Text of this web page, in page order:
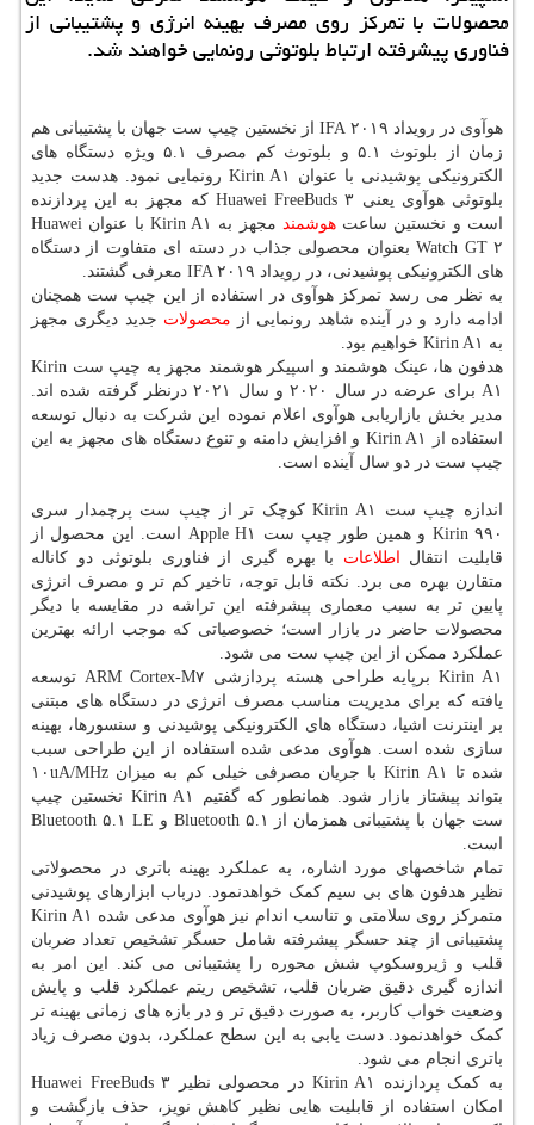
محصولات با تمركز روی مصرف بهینه انرژی و پشتیبانی از
فناوری پیشرفته ارتباط بلوتوثی رونمایی خواهند شد.
هوآوی در رویداد IFA ۲۰۱۹ از نخستین چیپ ست جهان با پشتیبانی هم
زمان از بلوتوث ۵.۱ و بلوتوث کم مصرف ۵.۱ ویژه دستگاه های
الکترونیکی پوشیدنی با عنوان Kirin A۱ رونمایی نمود. هدست جدید
بلوتوثی هوآوی یعنی Huawei FreeBuds ۳ که مجهز به این پردازنده
است و نخستین ساعتهوشمند
مجهز به Kirin A۱ با عنوان Huawei
Watch GT ۲ بعنوان محصولی جذاب در دسته ای متفاوت از دستگاه
های الکترونیکی پوشیدنی، در رویداد IFA ۲۰۱۹ معرفی گشتند.
به نظر می رسد تمرکز هوآوی در استفاده از این چیپ ست همچنان
ادامه دارد و در آینده شاهد رونمایی از محصولات جدید دیگری مجهز
به Kirin A۱ خواهیم بود.
هدفون ها، عینک هوشمند و اسپیکر هوشمند مجهز به چیپ ست Kirin
A۱ برای عرضه در سال ۲۰۲۰ و سال ۲۰۲۱ درنظر گرفته شده اند.
مدیر بخش بازاریابی هوآوی اعلام نموده این شرکت به دنبال توسعه
استفاده از Kirin A۱ و افزایش دامنه و تنوع دستگاه های مجهز به این
چیپ ست در دو سال آینده است.
اندازه چیپ ست Kirin A۱ کوچک تر از چیپ ست پرچمدار سری
Kirin ۹۹۰ و همین طور چیپ ست Apple H۱ است. این محصول از
قابلیت انتقال
اطلاعات با بهره گیری از فناوری بلوتوثی دو کاناله
متقارن بهره می برد. نکته قابل توجه، تاخیر کم تر و مصرف انرژی
پایین تر به سبب معماری پیشرفته این تراشه در مقایسه با دیگر
محصولات حاضر در بازار است؛ خصوصیاتی که موجب ارائه بهترین
عملکرد ممکن از این چیپ ست می شود.
Kirin A۱ برپایه طراحی هسته پردازشی ARM Cortex-M۷ توسعه
یافته که برای مدیریت مناسب مصرف انرژی در دستگاه های مبتنی
بر اینترنت اشیا، دستگاه های الکترونیکی پوشیدنی و سنسورها، بهینه
سازی شده است. هوآوی مدعی شده استفاده از این طراحی سبب
شده تا Kirin A۱ با جریان مصرفی خیلی کم به میزان ۱۰uA/MHz
بتواند پیشتاز بازار شود. همانطور که گفتیم Kirin A۱ نخستین چیپ
ست جهان با پشتیبانی همزمان از Bluetooth ۵.۱ و Bluetooth ۵.۱ LE
است.
تمام شاخصهای مورد اشاره، به عملکرد بهینه باتری در محصولاتی
نظیر هدفون های بی سیم کمک خواهدنمود. درباب ابزارهای پوشیدنی
متمرکز روی سلامتی و تناسب اندام نیز هوآوی مدعی شده Kirin A۱
پشتیبانی از چند حسگر پیشرفته شامل حسگر تشخیص تعداد ضربان
قلب و ژیروسکوپ شش محوره را پشتیبانی می کند. این امر به
اندازه گیری دقیق ضربان قلب، تشخیص ریتم عملکرد قلب و پایش
وضعیت خواب کاربر، به صورت دقیق تر و در بازه های زمانی بهینه تر
کمک خواهدنمود. دست یابی به این سطح عملکرد، بدون مصرف زیاد
باتری انجام می شود.
به کمک پردازنده Kirin A۱ در محصولی نظیر Huawei FreeBuds ۳
امکان استفاده از قابلیت هایی نظیر کاهش نویز، حذف بازگشت و